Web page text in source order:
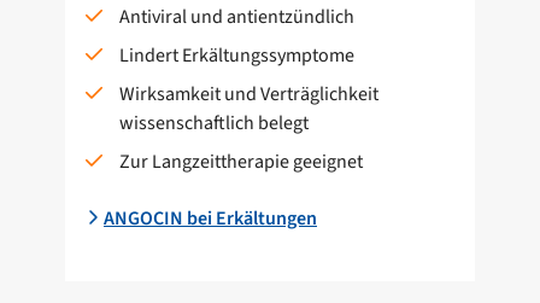
Antiviral und antientzündlich
Lindert Erkältungssymptome
Wirksamkeit und Verträglichkeit
wissenschaftlich belegt
Zur Langzeittherapie geeignet
ANGOCIN bei Erkältungen